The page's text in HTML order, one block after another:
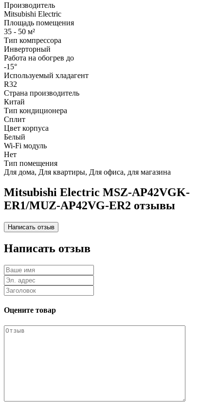
Производитель
Mitsubishi Electric
Площадь помещения
35 - 50 м²
Тип компрессора
Инверторный
Работа на обогрев до
-15°
Используемый хладагент
R32
Страна производитель
Китай
Тип кондиционера
Сплит
Цвет корпуса
Белый
Wi-Fi модуль
Нет
Тип помещения
Для дома, Для квартиры, Для офиса, для магазина
Mitsubishi Electric MSZ-AP42VGK-
ER1/MUZ-AP42VG-ER2 отзывы
Написать отзыв
Оцените товар